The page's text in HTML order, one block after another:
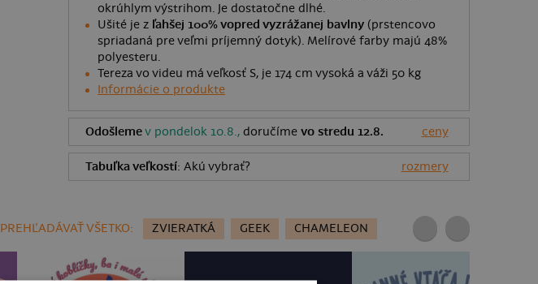
okrúhlym výstrihom. Je dostatočne dlhé.
Ušité je z ľahšej 100% vopred vyzrážanej bavlny (prstencovo
spriadaná pre veľmi príjemný dotyk). Melírové farby majú 48%
polyesteru.
Tereza vo videu má veľkosť S, je 174 cm vysoká a váži 50 kg
Informácie o produkte
Odošlemev pondelok 10.8., doručíme vo stredu 12.8. ceny
Tabuľka veľkostí: Akú vybrať? rozmery
PREHĽADÁVAŤ VŠETKO: ZVIERATKÁ GEEK CHAMELEON